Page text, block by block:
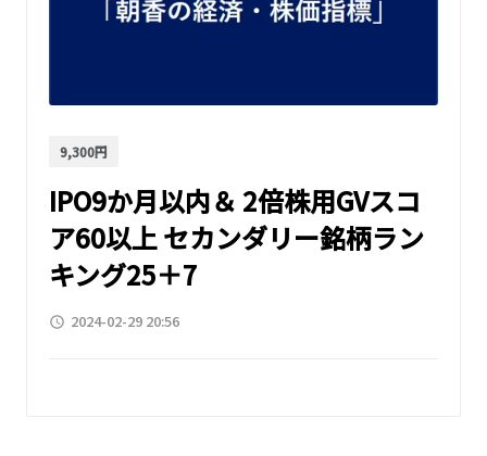
9,300円
IPO9か月以内＆ 2倍株用GVスコ
ア60以上 セカンダリー銘柄ラン
キング25＋7
access_time 2024-02-29 20:56